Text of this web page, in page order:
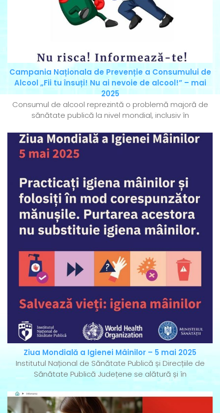
Campania Naționala de Prevenție a Consumului de
Alcool „Fii tu însuți! Nu ai nevoie de alcool!” – mai
2025
Consumul de alcool reprezintă o problemă majoră de
sănătate publică la nivel mondial, inclusiv în
Ziua Mondială a Igienei Mâinilor – 5 mai 2025
Institutul Național de Sănătate Publică și Direcțiile de
Sănătate Publică Județene se alătură și în